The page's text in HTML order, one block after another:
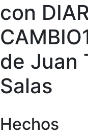
con
de Juan
Salas
Hechos